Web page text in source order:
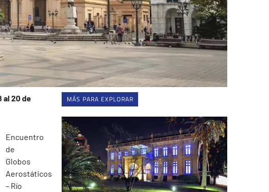
al 20 de
Encuentro
de
Globos
Aerostáticos
– Río
MÁS PARA EXPLORAR